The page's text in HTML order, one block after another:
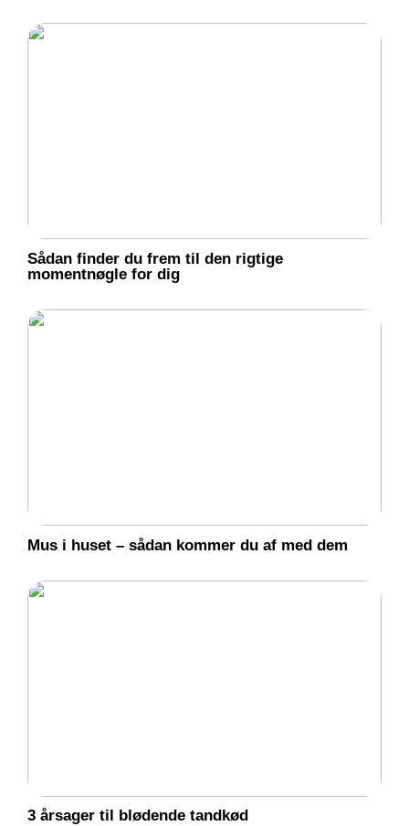
Sådan finder du frem til den rigtige
momentnøgle for dig
Mus i huset – sådan kommer du af med dem
3 årsager til blødende tandkød